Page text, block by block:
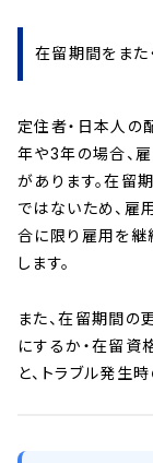
在留期間をま
定住者・日本人の
年や3年の場合、
があります。在留
ではないため、雇
合に限り雇用を継
します。
また、在留期間の
にするか・在留資
と、トラブル発生